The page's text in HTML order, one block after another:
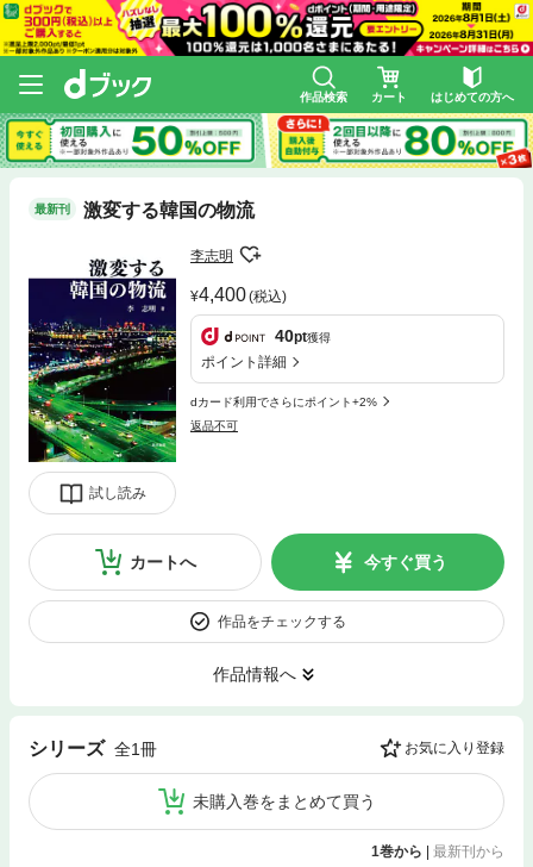
作品検索 カート はじめての方へ
最新刊 激変する韓国の物流
試し読み
李志明
4,400(税込)
40pt獲得
ポイント詳細
dカード利用でさらにポイント+2%
返品不可
カートへ 今すぐ買う
作品をチェックする
作品情報へ
シリーズ 全1冊 お気に入り登録
未購入巻をまとめて買う
1巻から | 最新刊から